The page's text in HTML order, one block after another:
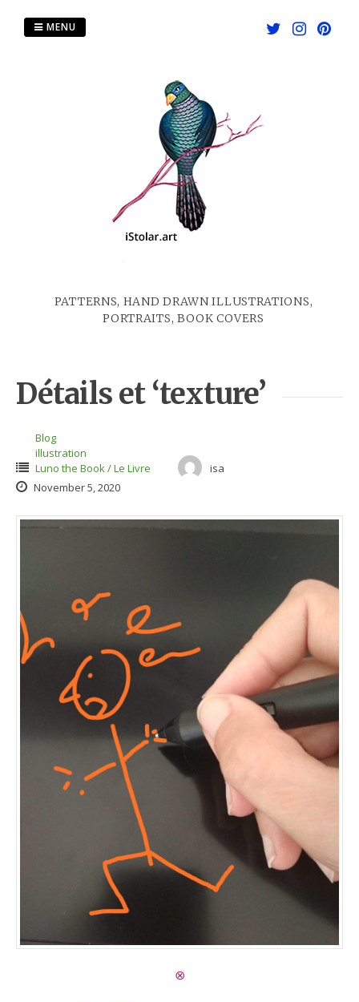
PATTERNS, HAND DRAWN ILLUSTRATIONS,
PORTRAITS, BOOK COVERS
MENU
Détails et ‘texture’
Blog
illustration
Luno the Book / Le Livre
isa
November 5, 2020
⊗